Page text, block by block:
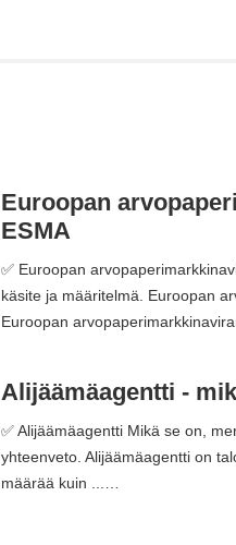
Euroopan
ESMA
✅ Euroopan
käsite ja määritelmä. Euroopan
Euroopan
Alijäämäagentti -
✅ Alijäämäagentti Mikä se on,
yhteenveto. Alijäämäagentti on
määrää kuin ...…